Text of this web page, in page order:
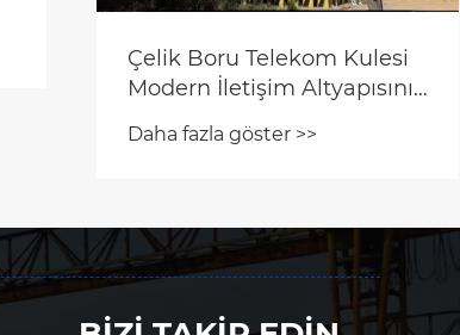
Çelik Boru Kulesini Modern
Altyapı İçin Kritik Bir Seçim
Daha fazla göster >>